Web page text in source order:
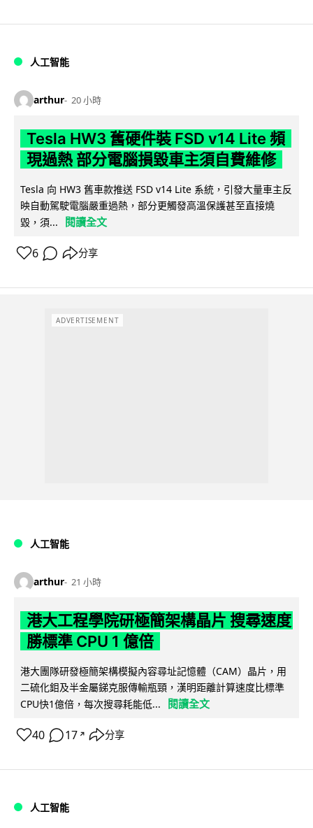
人工智能
arthur 20 小時
Tesla HW3 舊硬件裝 FSD v14 Lite 頻
現過熱 部分電腦損毀車主須自費維修
Tesla 向 HW3 舊車款推送 FSD v14 Lite 系統，引發大量車主反
映自動駕駛電腦嚴重過熱，部分更觸發高溫保護甚至直接燒
毀，須...
閱讀全文
6 分享
ADVERTISEMENT
人工智能
arthur 21 小時
港大工程學院研極簡架構晶片 搜尋速度
勝標準 CPU 1 億倍
港大團隊研發極簡架構模擬內容尋址記憶體（CAM）晶片，用
二硫化鉬及半金屬銻克服傳輸瓶頸，漢明距離計算速度比標準
CPU快1億倍，每次搜尋耗能低...
閱讀全文
40 17 ↗ 分享
人工智能